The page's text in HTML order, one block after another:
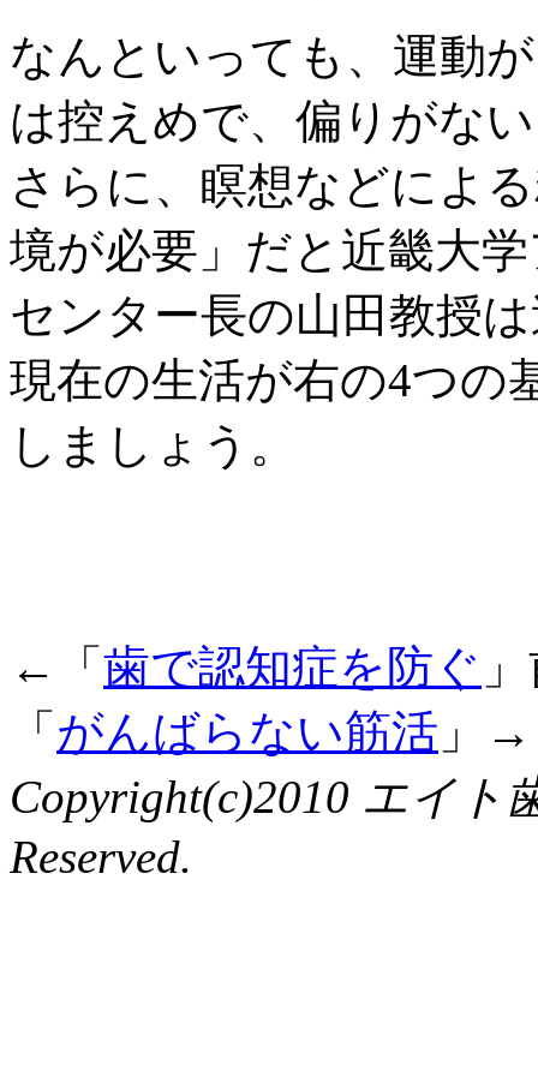
なんといっても、運動
は控えめで、偏りがな
さらに、瞑想などによ
境が必要」だと近畿大
センター長の山田教授
現在の生活が右の4つの
しましょう。
←「 歯で認知症を防ぐ
「 がんばらない筋活 」→
Copyright(c)2010 エイト
Reserved.